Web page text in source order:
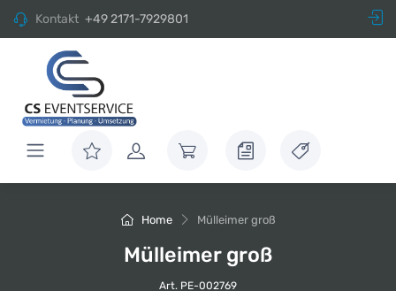
Kontakt +49 2171-7929801
Home Mülleimer groß
Mülleimer groß
Art. PE-002769